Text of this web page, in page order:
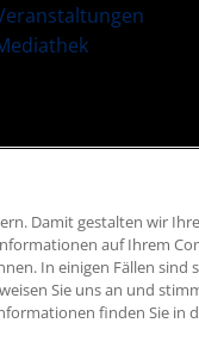
Damit gestalten wir
auf Ihrem
​In einigen Fällen
Sie uns an und
finden Sie in